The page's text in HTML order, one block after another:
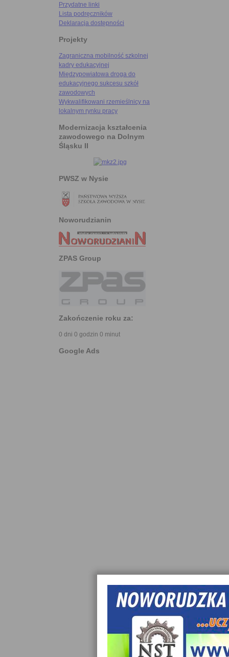
Przydatne linki
Lista podręczników
Deklaracja dostępności
Projekty
Zagraniczna mobilność szkolnej
kadry edukacyjnej
Międzypowiatowa droga do
edukacyjnego sukcesu szkół
zawodowych
Wykwalifikowani rzemieślnicy na
lokalnym rynku pracy
Modernizacja kształcenia
zawodowego na Dolnym
Śląsku II
PWSZ w Nysie
Noworudzianin
ZPAS Group
Zakończenie roku za:
0 dni 0 godzin 0 minut
Google Ads